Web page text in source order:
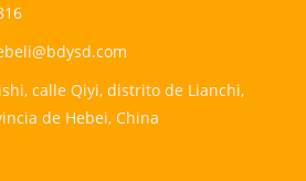
calle Qiyi, distrito de Lianchi,
de Hebei, China